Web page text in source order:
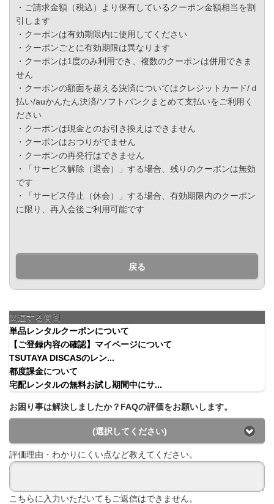
・ご請求金額（税込）より保有しているクーポン金額相当を割
引します
・クーポンは有効期限内に使用してください
・クーポンごとに有効期限は異なります
・クーポンは1度のみ利用でき、複数のクーポンは併用できま
せん
・クーポンの額面を超える決済についてはクレジットカード/ｄ
払い/auかんたん決済/ソフトバンクまとめて支払いをご利用く
ださい
・クーポンは現金とのお引き換えはできません
・クーポンはおつりがでません
・クーポンの再発行はできません
・「サービス解除（退会）」する場合、残りのクーポンは無効
です
・「サービス停止（休会）」する場合、有効期限内のクーポン
に限り、再入会後ご利用可能です
戻る
関連する質問
単品レンタルクーポンについて
【ご登録内容の確認】マイページについて
TSUTAYA DISCASのレン...
都度課金について
宅配レンタルの無料お試し期間中にサ...
お困り事は解決しましたか？FAQの評価をお願いします。
(選択してください)
評価理由・わかりにくい点など教えてください。
こちらに入力いただいてもご返信はできません。